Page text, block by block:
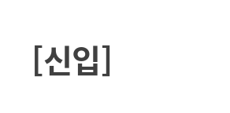
[신입]